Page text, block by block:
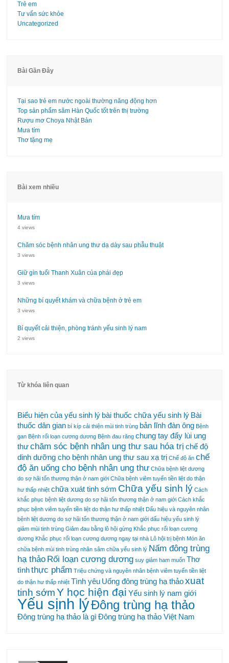
Trẻ em
Tư vấn sức khỏe
Uncategorized
Bài Gần Đây
Tại sao trẻ em nước ngoài thường năng động hơn
Top sản phẩm sâm Hàn Quốc tốt trên thị trường
Rượu mơ Choya Nhật Bản
Mưa tím
Thơ tặng mẹ
Bài xem nhiều
Mưa tím
4 views
Chăm sóc bệnh nhân ung thư dạ dày sau phẫu thuật
3 views
Giữ gìn tuổi Thanh Xuân của phái đẹp
3 views
Những bí quyết khám và chữa bệnh ở trẻ em
3 views
Bí quyết cải thiện, phòng tránh yếu sinh lý nam
2 views
Từ khóa liên quan
Biểu hiện của yếu sinh lý bài thuốc chữa yếu sinh lý Bài
thuốc dân gian bí kíp cải thiện mùi tinh trùng bản lĩnh đàn ông Bệnh
gan Bệnh rối loạn cương dương Bệnh đau răng chung tay đẩy lùi ung
thư chăm sóc bệnh nhân ung thư sau hóa trị chế độ
dinh dưỡng cho bệnh nhân ung thư sau xạ trị Chế độ ăn chế
độ ăn uống cho bệnh nhân ung thư Chữa bệnh liệt dương
do sợ hãi tổn thương thận ở nam giới Chữa bệnh viêm tuyến tiền liệt do thận
hư thấp nhiệt chữa xuát tinh sớm Chữa yếu sinh lý Cách
khắc phục bệnh liệt dương do sợ hãi tổn thương thận ở nam giới Cách khắc
phục bệnh viêm tuyến tiền liệt do thận hư thấp nhiệt Dấu hiệu và nguyên nhân
bệnh liệt dương do sợ hãi tổn thương thận ở nam giới dấu hiệu yếu sinh lý
giảm mùi tinh trùng Giảm đau bằng lô hội gừng Khắc phục rối loạn cương
dương Khắc phục rối loạn cương dương ngay tại nhà Lô hội trị bệnh Món ăn
chữa bệnh mùi tinh trùng nhân sâm chữa yếu sinh lý Nấm đông trùng
hạ thảo Rối loạn cương dương suy giảm ham muốn Thơ
tình thực phẩm Triệu chứng và nguyên nhân bệnh viêm tuyến tiền liệt
do thận hư thấp nhiệt Tình yêu Uống đông trùng hạ thảo xuat
tinh sớm Y học hiện đại Yếu sinh lý nam giới
Yếu sịnh lýĐông trùng hạ thảo
Đông trùng hạ thảo là gì Đông trùng hạ thảo Việt Nam